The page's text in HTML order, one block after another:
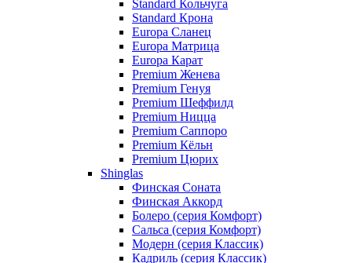
Standard Кольчуга
Standard Крона
Europa Сланец
Europa Матрица
Europa Карат
Premium Женева
Premium Генуя
Premium Шеффилд
Premium Ницца
Premium Саппоро
Premium Кёльн
Premium Цюрих
Shinglas
Финская Соната
Финская Аккорд
Болеро (серия Комфорт)
Сальса (серия Комфорт)
Модерн (серия Классик)
Кадриль (серия Классик)